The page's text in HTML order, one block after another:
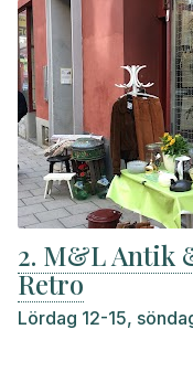
2. M&L Antik
Retro
Lördag 12-15,